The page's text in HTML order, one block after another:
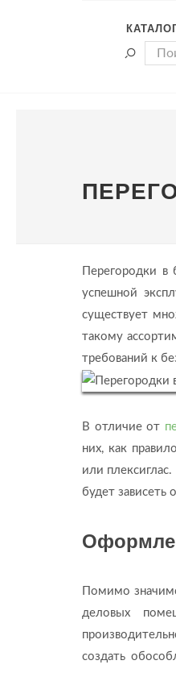
Перегородки в
успешной
существует
такому
требований к
В отличие от
них, как
или
будет
Помимо
деловых
создать